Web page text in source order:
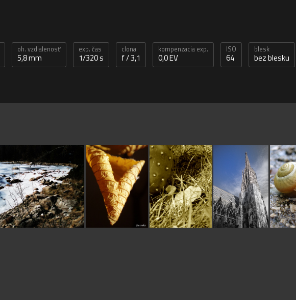
oh. vzdialenosť
5,8 mm
exp. čas
1/320 s
clona
f / 3,1
kompenzacia exp.
0,0 EV
ISO
64
blesk
bez blesku